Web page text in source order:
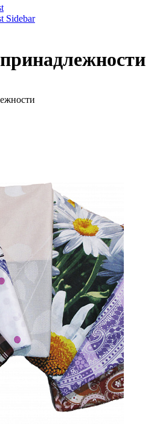
Sidebar